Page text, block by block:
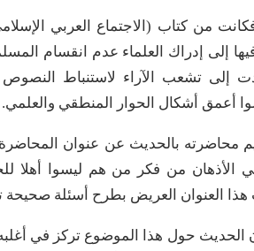
فكانت من كتاب (الاجتماع العربي
إلى إدراك العلماء عدم انقسام
إلى تشعب الآراء لاستنباط
أعمق أشكال الحوار المنطقي والعلمي.
محاضرته بالحديث عن عنوان
الأذهان من فكر من هم ليسوا أهلا
العنوان العريض بطرح أسئلة صحيحة
الحديث حول هذا الموضوع تركز في